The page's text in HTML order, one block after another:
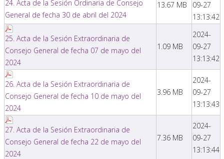
24. Acta de la Sesión Ordinaria de Consejo
General de fecha 30 de abril del 2024
13.67 MB
09-27
13:13:42
25. Acta de la Sesión Extraordinaria de
Consejo General de fecha 07 de mayo del
2024
1.09 MB
2024-
09-27
13:13:42
26. Acta de la Sesión Extraordinaria de
Consejo General de fecha 10 de mayo del
2024
3.96 MB
2024-
09-27
13:13:43
27. Acta de la Sesión Extraordinaria de
Consejo General de fecha 22 de mayo del
2024
7.36 MB
2024-
09-27
13:13:44